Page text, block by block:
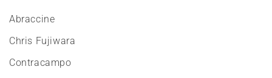
Abraccine
Chris Fujiwara
Contracampo